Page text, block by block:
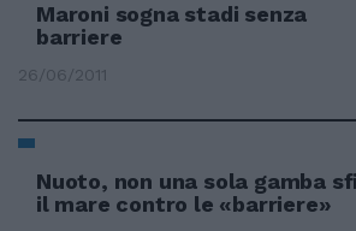
Maroni sogna stadi senza
barriere
26/06/2011
Nuoto, non una sola gamba
il mare contro le «barriere»